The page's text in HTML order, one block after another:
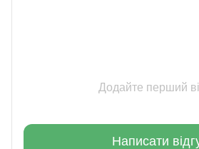
Додайте перший
Написати